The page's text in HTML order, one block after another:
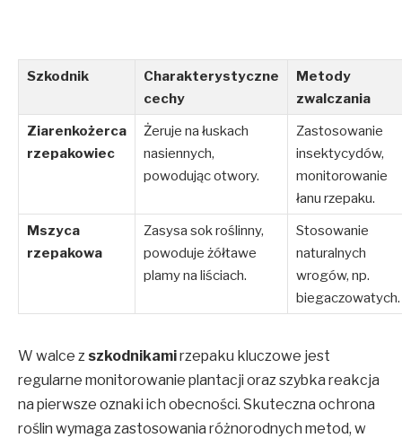
Szkodnik
Charakterystyczne
cechy
Metody
zwalczania
Ziarenkożerca
rzepakowiec
Żeruje na łuskach
nasiennych,
powodując otwory.
Zastosowanie
insektycydów,
monitorowanie
łanu rzepaku.
Mszyca
rzepakowa
Zasysa sok roślinny,
powoduje żółtawe
plamy na liściach.
Stosowanie
naturalnych
wrogów, np.
biegaczowatych.
W walce z szkodnikamirzepaku kluczowe jest
regularne monitorowanie plantacji oraz szybka reakcja
na pierwsze oznaki ich obecności. Skuteczna ochrona
roślin wymaga zastosowania różnorodnych metod, w